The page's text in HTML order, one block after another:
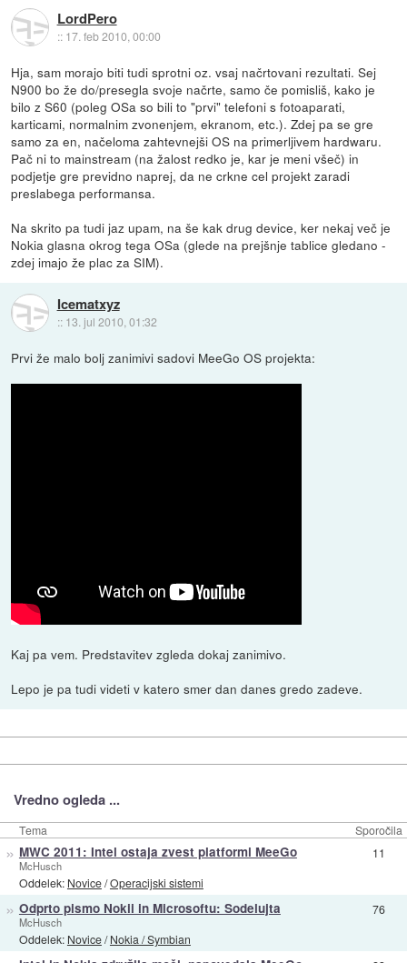
LordPero
:: 17. feb 2010, 00:00
Hja, sam morajo biti tudi sprotni oz. vsaj načrtovani rezultati. Sej
N900 bo že do/presegla svoje načrte, samo če pomisliš, kako je
bilo z S60 (poleg OSa so bili to "prvi" telefoni s fotoaparati,
karticami, normalnim zvonenjem, ekranom, etc.). Zdej pa se gre
samo za en, načeloma zahtevnejši OS na primerljivem hardwaru.
Pač ni to mainstream (na žalost redko je, kar je meni všeč) in
podjetje gre previdno naprej, da ne crkne cel projekt zaradi
preslabega performansa.
Na skrito pa tudi jaz upam, na še kak drug device, ker nekaj več je
Nokia glasna okrog tega OSa (glede na prejšnje tablice gledano -
zdej imajo že plac za SIM).
Icematxyz
:: 13. jul 2010, 01:32
Prvi že malo bolj zanimivi sadovi MeeGo OS projekta:
Kaj pa vem. Predstavitev zgleda dokaj zanimivo.
Lepo je pa tudi videti v katero smer dan danes gredo zadeve.
Vredno ogleda ...
Tema Sporočila
» MWC 2011: Intel ostaja zvest platformi MeeGo
McHusch
Oddelek: Novice/Operacijski sistemi
11
» Odprto pismo Nokii in Microsoftu: Sodelujta
McHusch
Oddelek: Novice/Nokia / Symbian
76